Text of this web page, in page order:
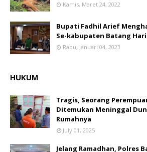
Kamis, Maret 24, 2022
Bupati Fadhil Arief
Se-kabupaten Batang Hari
Rabu, Januari 04, 2023
HUKUM
Tragis, Seorang
Ditemukan Meninggal
Rumahnya
July 01, 2025
Jelang Ramadhan, Polres